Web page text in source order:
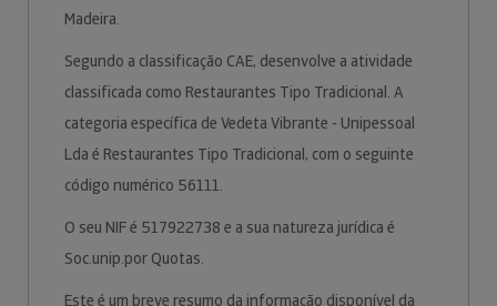
Madeira.
Segundo a classificação CAE, desenvolve a atividade
classificada como Restaurantes Tipo Tradicional. A
categoria específica de Vedeta Vibrante - Unipessoal
Lda é Restaurantes Tipo Tradicional, com o seguinte
código numérico 56111.
O seu NIF é 517922738 e a sua natureza jurídica é
Soc.unip.por Quotas.
Este é um breve resumo da informação disponível da